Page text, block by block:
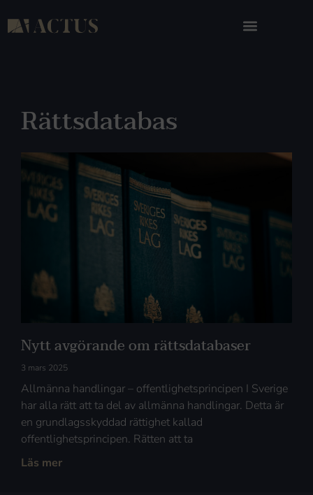
Rättsdatabas
Nytt avgörande om rättsdatabaser
3 mars 2025
Allmänna handlingar – offentlighetsprincipen I Sverige
har alla rätt att ta del av allmänna handlingar. Detta är
en grundlagsskyddad rättighet kallad
offentlighetsprincipen. Rätten att ta
Läs mer